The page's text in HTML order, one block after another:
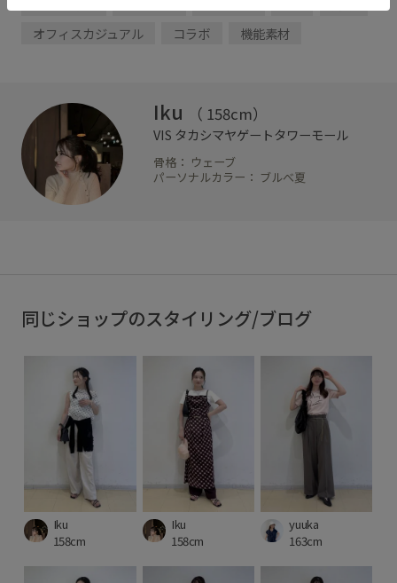
オフィスカジュアル
コラボ 機能素材
Iku （ 158cm）
VIS タカシマヤゲートタワーモール
骨格： ウェーブ
パーソナルカラー： ブルべ夏
同じショップのスタイリング/ブログ
Iku
158cm
Iku
158cm
yuuka
163cm